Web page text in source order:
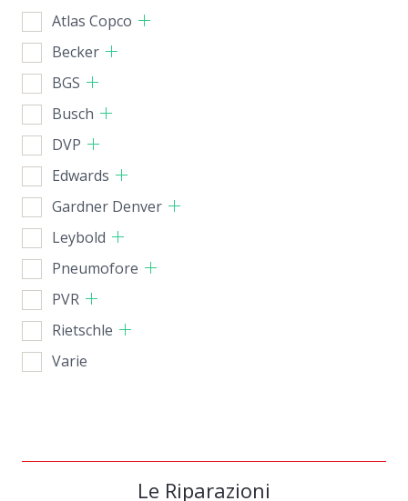
Atlas Copco
Becker
BGS
Busch
DVP
Edwards
Gardner Denver
Leybold
Pneumofore
PVR
Rietschle
Varie
Le Riparazioni